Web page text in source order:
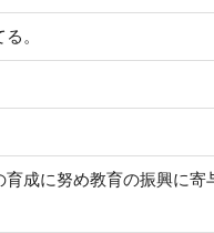
。
成に努め教育の振興に寄